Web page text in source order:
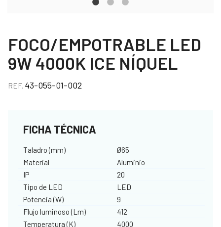
FOCO/EMPOTRABLE LED
9W 4000K ICE NÍQUEL
REF. 43-055-01-002
FICHA TÉCNICA
Taladro (mm)
Ø65
Material
Aluminio
IP
20
Tipo de LED
LED
Potencia (W)
9
Flujo luminoso (Lm)
412
Temperatura (K)
4000